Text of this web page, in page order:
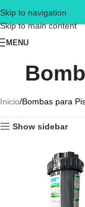
Skip to navigation
Skip to main content
MENU
Inicio Bombas para
Show sidebar